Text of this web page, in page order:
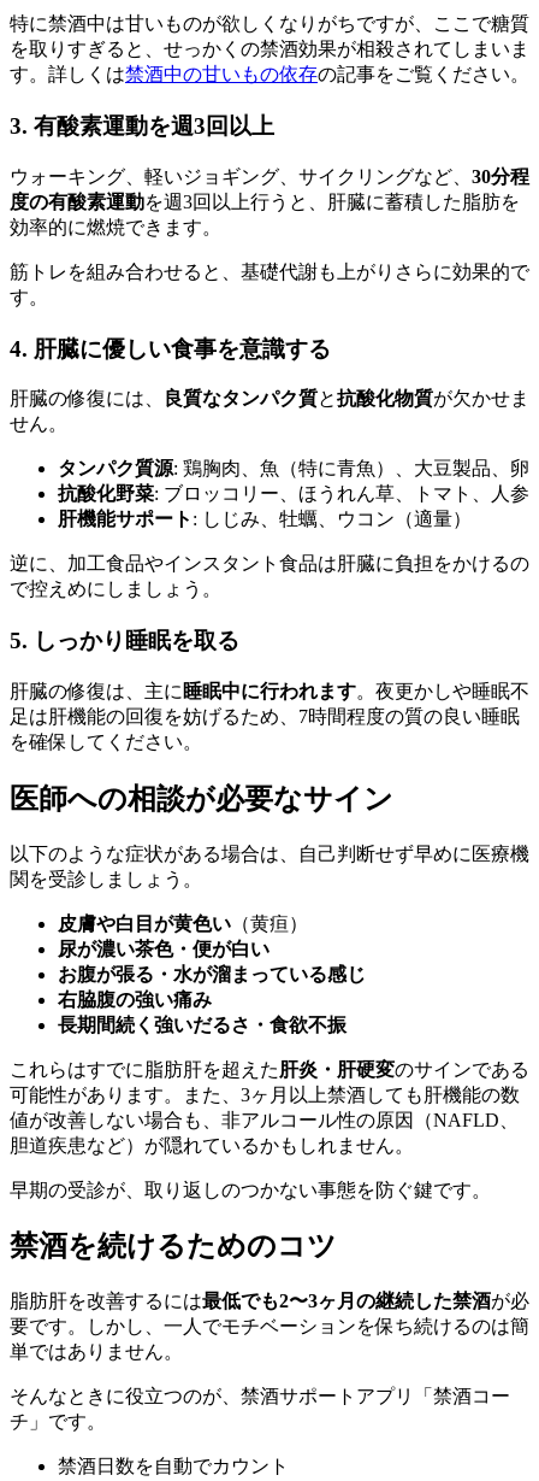
特に禁酒中は甘いものが欲しくなりがちですが、ここで糖質
を取りすぎると、せっかくの禁酒効果が相殺されてしまいま
す。詳しくは禁酒中の甘いもの依存の記事をご覧ください。
3. 有酸素運動を週3回以上
ウォーキング、軽いジョギング、サイクリングなど、 30分程
度の有酸素運動を週3回以上行うと、肝臓に蓄積した脂肪を
効率的に燃焼できます。
筋トレを組み合わせると、基礎代謝も上がりさらに効果的で
す。
4. 肝臓に優しい食事を意識する
肝臓の修復には、 良質なタンパク質と抗酸化物質が欠かせま
せん。
タンパク質源: 鶏胸肉、魚（特に青魚）、大豆製品、卵
抗酸化野菜: ブロッコリー、ほうれん草、トマト、人参
肝機能サポート : しじみ、牡蠣、ウコン（適量）
逆に、加工食品やインスタント食品は肝臓に負担をかけるの
で控えめにしましょう。
5. しっかり睡眠を取る
肝臓の修復は、主に 睡眠中に行われます。夜更かしや睡眠不
足は肝機能の回復を妨げるため、7時間程度の質の良い睡眠
を確保してください。
医師への相談が必要なサイン
以下のような症状がある場合は、自己判断せず早めに医療機
関を受診しましょう。
皮膚や白目が黄色い （黄疸）
尿が濃い茶色・便が白い
お腹が張る・水が溜まっている感じ
右脇腹の強い痛み
長期間続く強いだるさ・食欲不振
これらはすでに脂肪肝を超えた肝炎・肝硬変のサインである
可能性があります。また、3ヶ月以上禁酒しても肝機能の数
値が改善しない場合も、非アルコール性の原因（NAFLD、
胆道疾患など）が隠れているかもしれません。
早期の受診が、取り返しのつかない事態を防ぐ鍵です。
禁酒を続けるためのコツ
脂肪肝を改善するには最低でも2〜3ヶ月の継続した禁酒が必
要です。しかし、一人でモチベーションを保ち続けるのは簡
単ではありません。
そんなときに役立つのが、禁酒サポートアプリ「禁酒コー
チ」です。
禁酒日数を自動でカウント